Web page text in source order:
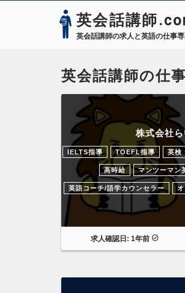
英会話講師
英会話講師の求人と英語の仕事
英会話講師の仕
株式会社ら
IELTS指導 TOEFL指導 英検
高時給 マンツーマン
英語コーチ/語学カウンセラー
求人確認日: 1年前